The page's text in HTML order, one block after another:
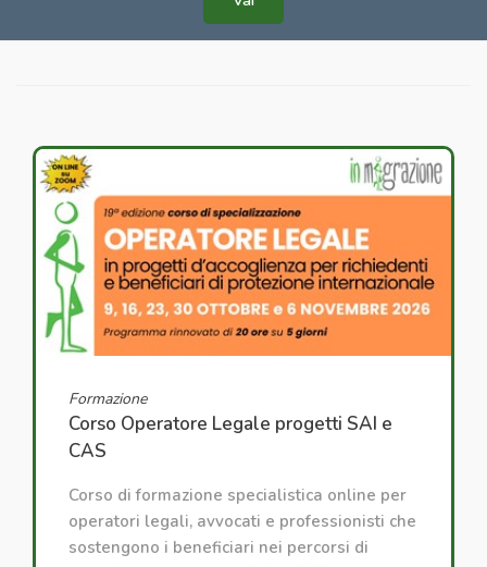
Formazione
Corso Operatore Legale progetti SAI e
CAS
Corso di formazione specialistica online per
operatori legali, avvocati e professionisti che
sostengono i beneficiari nei percorsi di